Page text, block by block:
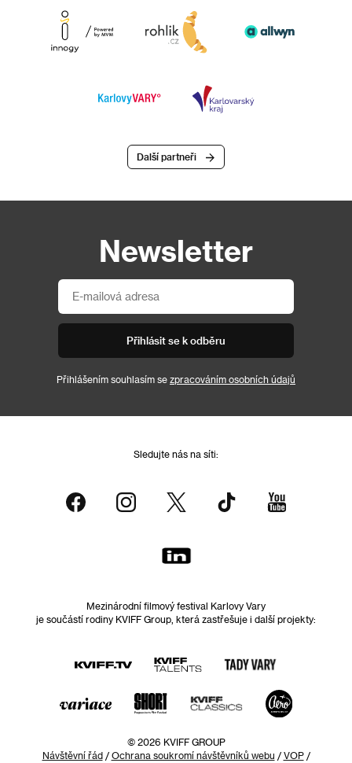
Další partneři
Newsletter
Přihlásit se k odběru
Přihlášením souhlasím se zpracováním osobních údajů
Sledujte nás na síti:
Mezinárodní filmový festival Karlovy Vary
je součástí rodiny KVIFF Group, která zastřešuje i další projekty:
© 2026 KVIFF GROUP
Návštěvní řád/ Ochrana soukromí návštěvníků webu / VOP/